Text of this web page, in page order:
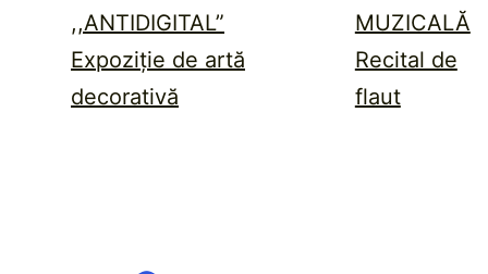
,,ANTIDIGITAL”
Expoziție de artă
decorativă
MUZICALĂ
Recital de
flaut